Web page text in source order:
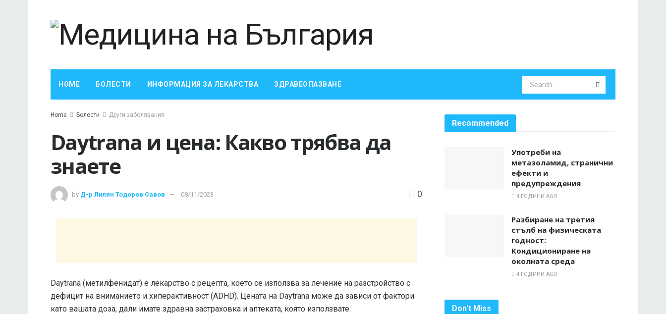
HOME БОЛЕСТИ ИНФОРМАЦИЯ ЗА ЛЕКАРСТВА ЗДРАВЕОПАЗВАНЕ
Home Болести Други заболявания
Daytrana и цена: Какво трябва да
знаете
by Д-р Лилян Тодоров Савов 08/11/2023 0
Daytrana (метилфенидат) е лекарство с рецепта, което се използва за лечение на разстройство с
дефицит на вниманието и хиперактивност (ADHD). Цената на Daytrana може да зависи от фактори
като вашата доза, дали имате здравна застраховка и аптеката, която използвате.
Recommended
Употреби на
метазоламид, странични
ефекти и
предупреждения
4 ГОДИНИ AGO
Разбиране на третия
стълб на физическата
годност:
Кондициониране на
околната среда
4 ГОДИНИ AGO
Don't Miss